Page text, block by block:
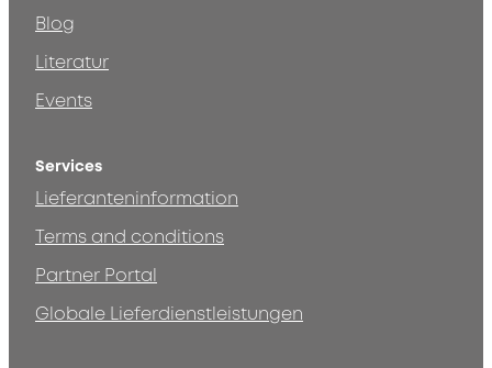
Blog
Literatur
Events
Services
Lieferanteninformation
Terms and conditions
Partner Portal
Globale Lieferdienstleistungen